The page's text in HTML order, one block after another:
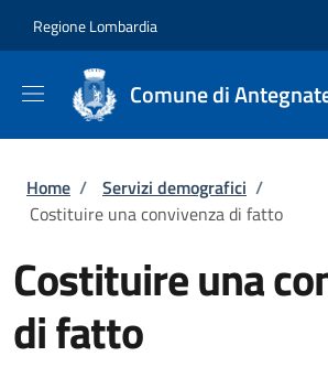
Regione Lombardia
Comune di
Briciole di pane
Home / Servizi demografici /
Costituire una convivenza di fatto
Costituire una
di fatto